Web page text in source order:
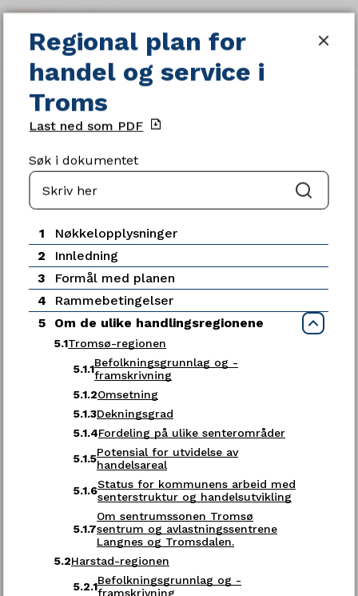
MENY
her:
Gjeldende planer og strategier
Servicetorget
Telefon
77 78 80 00
Telefontid
Mandag - fredag kl. 09:00-15:00
Ledige stillinger
Send oss faktura
Kontakt oss
Postadresse
Troms fylkeskommune
Postboks 6600
postmottak@tromsfylke.no
Samtykke Detaljer Om
Vi bruker informasjonskapsler (cookies) for å
forbedre brukeropplevelsen på vårt nettsted,
tilpasse innhold og tilby funksjoner samt analysere
trafikken vår. Ved å fortsette å bruke nettstedet,
Regional plan for handel og
Regional plan for
handel og service i
Troms
Last ned som PDF
Søk i dokumentet
Søk
1
Nøkkelopplysninger
2
Innledning
3
Formål med planen
4
Rammebetingelser
5
Om de ulike handlingsregionene Lukk
5.1Tromsø-regionen
5.1.1Befolkningsgrunnlag og -
framskrivning
5.1.2Omsetning
5.1.3Dekningsgrad
5.1.4Fordeling på ulike senterområder
5.1.5Potensial for utvidelse av
handelsareal
5.1.6Status for kommunens arbeid med
senterstruktur og handelsutvikling
5.1.7
Om sentrumssonen Tromsø
sentrum og avlastningssentrene
Langnes og Tromsdalen.
5.2Harstad-regionen
5.2.1Befolkningsgrunnlag og -
framskrivning